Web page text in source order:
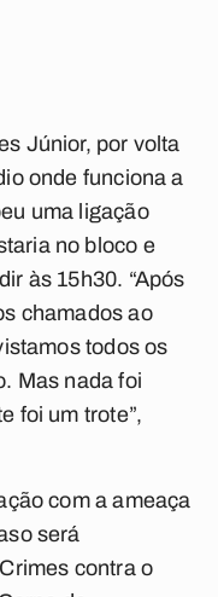
Júnior, por volta
onde funciona a
uma ligação
no bloco e
às 15h30. “Após
chamados ao
todos os
Mas nada foi
foi um trote”,
com a ameaça
será
contra o